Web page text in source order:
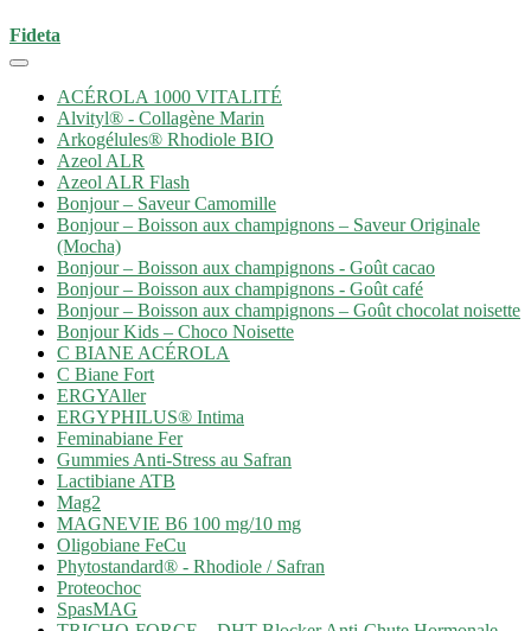
Fideta
ACÉROLA 1000 VITALITÉ
Alvityl® - Collagène Marin
Arkogélules® Rhodiole BIO
Azeol ALR
Azeol ALR Flash
Bonjour – Saveur Camomille
Bonjour – Boisson aux champignons – Saveur Originale
(Mocha)
Bonjour – Boisson aux champignons - Goût cacao
Bonjour – Boisson aux champignons - Goût café
Bonjour – Boisson aux champignons – Goût chocolat noisette
Bonjour Kids – Choco Noisette
C BIANE ACÉROLA
C Biane Fort
ERGYAller
ERGYPHILUS® Intima
Feminabiane Fer
Gummies Anti-Stress au Safran
Lactibiane ATB
Mag2
MAGNEVIE B6 100 mg/10 mg
Oligobiane FeCu
Phytostandard® - Rhodiole / Safran
Proteochoc
SpasMAG